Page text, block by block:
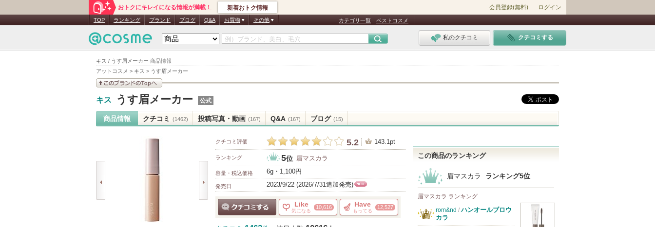
キス / うす眉メーカー 商品情報
アットコスメ > キス > うす眉メーカー
おトクにキレイになる情報が満載！ 新着おトク情報 会員登録(無料) ログイン
TOP ランキング ブランド ブログ Q&A お買物 その他 カテゴリ一覧 ベストコスメ
私のクチコミ クチコミする
このブランドの情報を
キス うす眉メーカー 公式
商品情報 クチコミ (1462) 投稿写真・動画 (167) Q&A (167) ブログ (15)
クチコミ評価 5.2 143.1pt
ランキング 5位 眉マスカラ
容量・税込価格 6g・1,100円
発売日
2023/9/22 (2026/7/31追加発売)
NE
W
Like
気になる
10,616 Have
もってる
12,527
この商品のランキング
眉マスカラ ランキング5位
眉マスカラ ランキング
rom&nd / ハンオールブロウ
カラ